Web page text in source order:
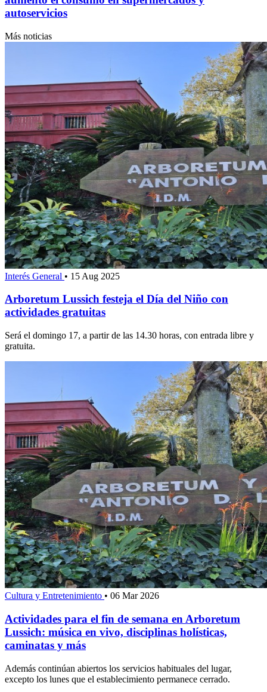
autoservicios
Más noticias
Interés General • 15 Aug 2025
Arboretum Lussich festeja el Día del Niño con
actividades gratuitas
Será el domingo 17, a partir de las 14.30 horas, con entrada libre y
gratuita.
Cultura y Entretenimiento • 06 Mar 2026
Actividades para el fin de semana en Arboretum
Lussich: música en vivo, disciplinas holísticas,
caminatas y más
Además continúan abiertos los servicios habituales del lugar,
excepto los lunes que el establecimiento permanece cerrado.